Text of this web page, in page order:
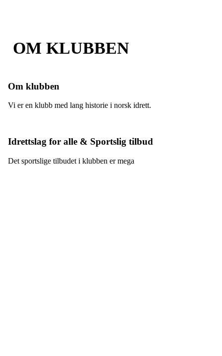
OM KLUBBEN
Om klubben
Vi er en klubb med lang historie i norsk idrett.
Idrettslag for alle & Sportslig tilbud
Det sportslige tilbudet i klubben er mega